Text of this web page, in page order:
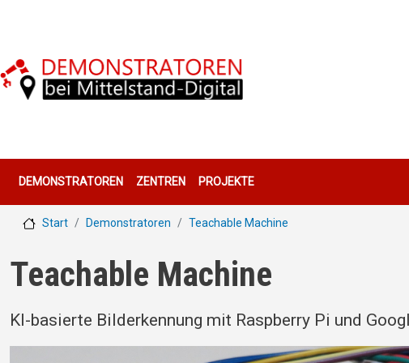
Hauptnavigation
DEMONSTRATOREN ZENTREN PROJEKTE
Start Demonstratoren Teachable Machine
Teachable Machine
KI-basierte Bilderkennung mit Raspberry Pi und